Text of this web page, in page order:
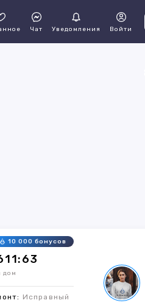
Чат Уведомления Войти
10 000 бонусов
дом
Исправный